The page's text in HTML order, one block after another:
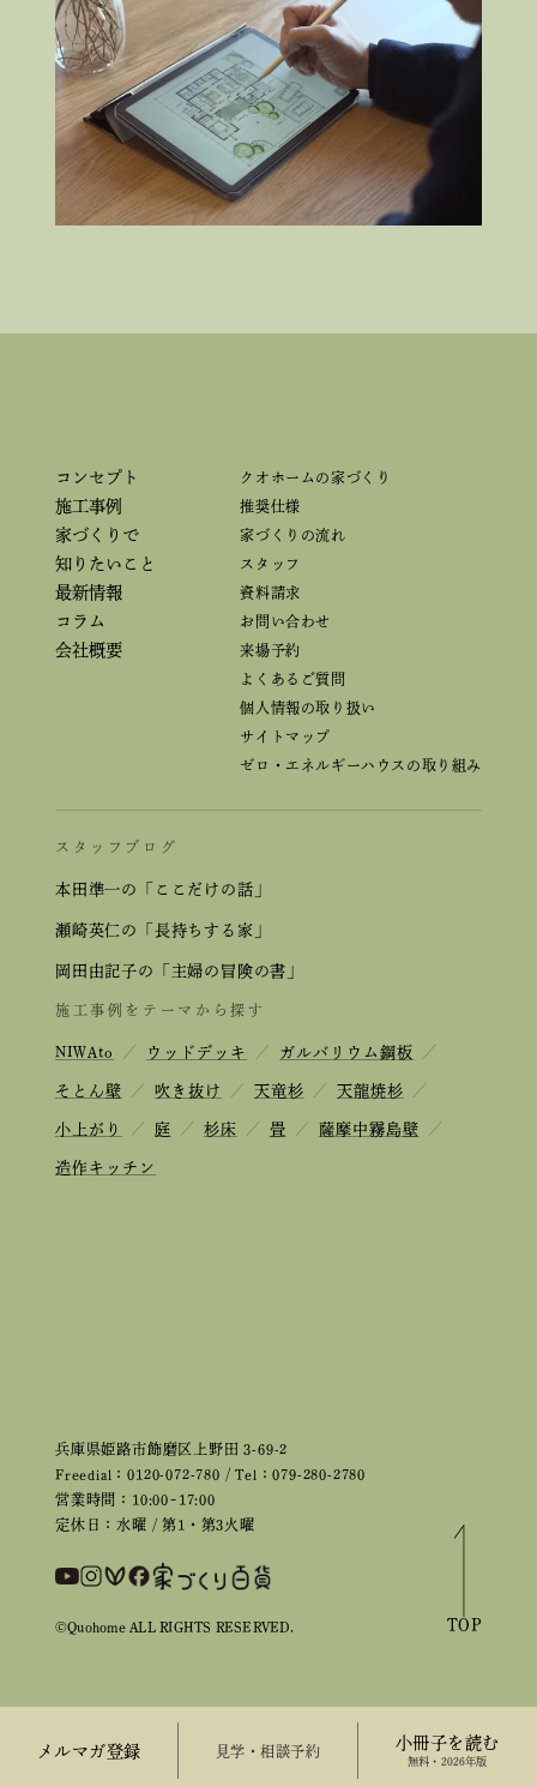
メルマガ登録 来場予約 小冊子を読む
無料・2026年版
兵庫県姫路市飾磨区上野田 3-69-2
Freedial：0120-072-780 / Tel：079-280-2780
営業時間：10:00~17:00
定休日：水曜 / 第1・第3火曜
コンセプト
施工事例
家づくりで
知りたいこと
最新情報
コラム
会社概要
クオホームの家づくり
推奨仕様
家づくりの流れ
スタッフ
資料請求
お問い合わせ
来場予約
よくあるご質問
個人情報の取り扱い
サイトマップ
ゼロ・エネルギーハウスの取り組み
スタッフブログ
本田準一の「ここだけの話」
瀬崎英仁の「長持ちする家」
岡田由記子の「主婦の冒険の書」
施工事例をテーマから探す
NIWAto ／ ウッドデッキ ／ ガルバリウム鋼板 ／
そとん壁 ／ 吹き抜け ／ 天竜杉 ／ 天龍焼杉 ／
小上がり ／ 庭 ／ 杉床 ／ 畳 ／ 薩摩中霧島壁 ／
造作キッチン
©Quohome ALL RIGHTS RESERVED. TOP